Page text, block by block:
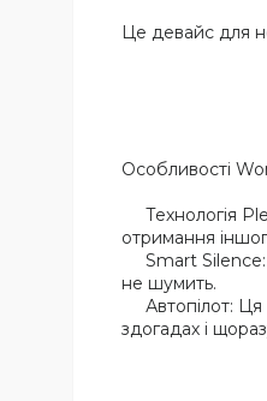
Це девайс для
Особливості
Технологія
отримання
Smart Silence:
не шумить.
Автопілот: Ця
здогадах і